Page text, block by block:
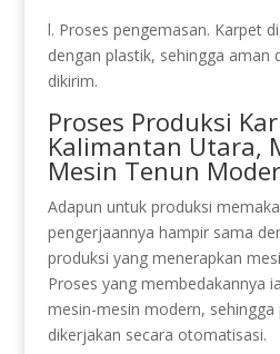
l. Proses pengemasan. Karpet
dengan plastik, sehingga aman
dikirim.
Proses Produksi
Kalimantan Utara,
Mesin Tenun
Adapun untuk produksi
pengerjaannya hampir sama
produksi yang menerapkan
Proses yang membedakannya
mesin-mesin modern, sehingga
dikerjakan secara otomatisasi.